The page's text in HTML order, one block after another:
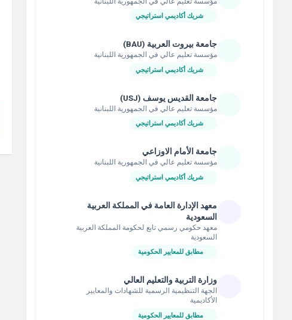
شريك أكاديمي استراتيجي
جامعة بيروت العربية (BAU)
مؤسسة تعليم عالي في الجمهورية اللبنانية
شريك أكاديمي استراتيجي
جامعة القديس يوسف (USJ)
مؤسسة تعليم عالي في الجمهورية اللبنانية
شريك أكاديمي استراتيجي
جامعة الأمام الاوزاعي
مؤسسة تعليم عالي في الجمهورية اللبنانية
شريك أكاديمي استراتيجي
معهد الإدارة العامة في المملكة العربية
السعودية
معهد حكومي رسمي تابع لحكومة المملكة العربية
السعودية
مطابق للمعايير الحكومية
وزارة التربية والتعليم العالي
الجهة التنظيمية الرسمية للشهادات والمعايير
الأكاديمية
مطابق للمعايير الحكومية